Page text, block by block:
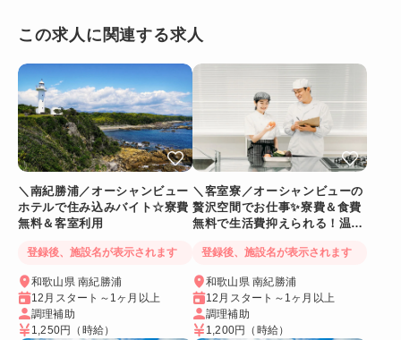
この求人に関連する求人
＼南紀勝浦／オーシャンビュー
ホテルで住み込みバイト☆寮費
無料＆客室利用
登録後、施設名が表示されます
和歌山県 南紀勝浦
12月スタート～1ヶ月以上
調理補助
1,250円 （時給）
＼客室寮／オーシャンビューの
贅沢空間でお仕事✨寮費＆食費
無料で生活費抑えられる！温泉
登録後、施設名が表示されます
和歌山県 南紀勝浦
12月スタート～1ヶ月以上
調理補助
1,200円 （時給）